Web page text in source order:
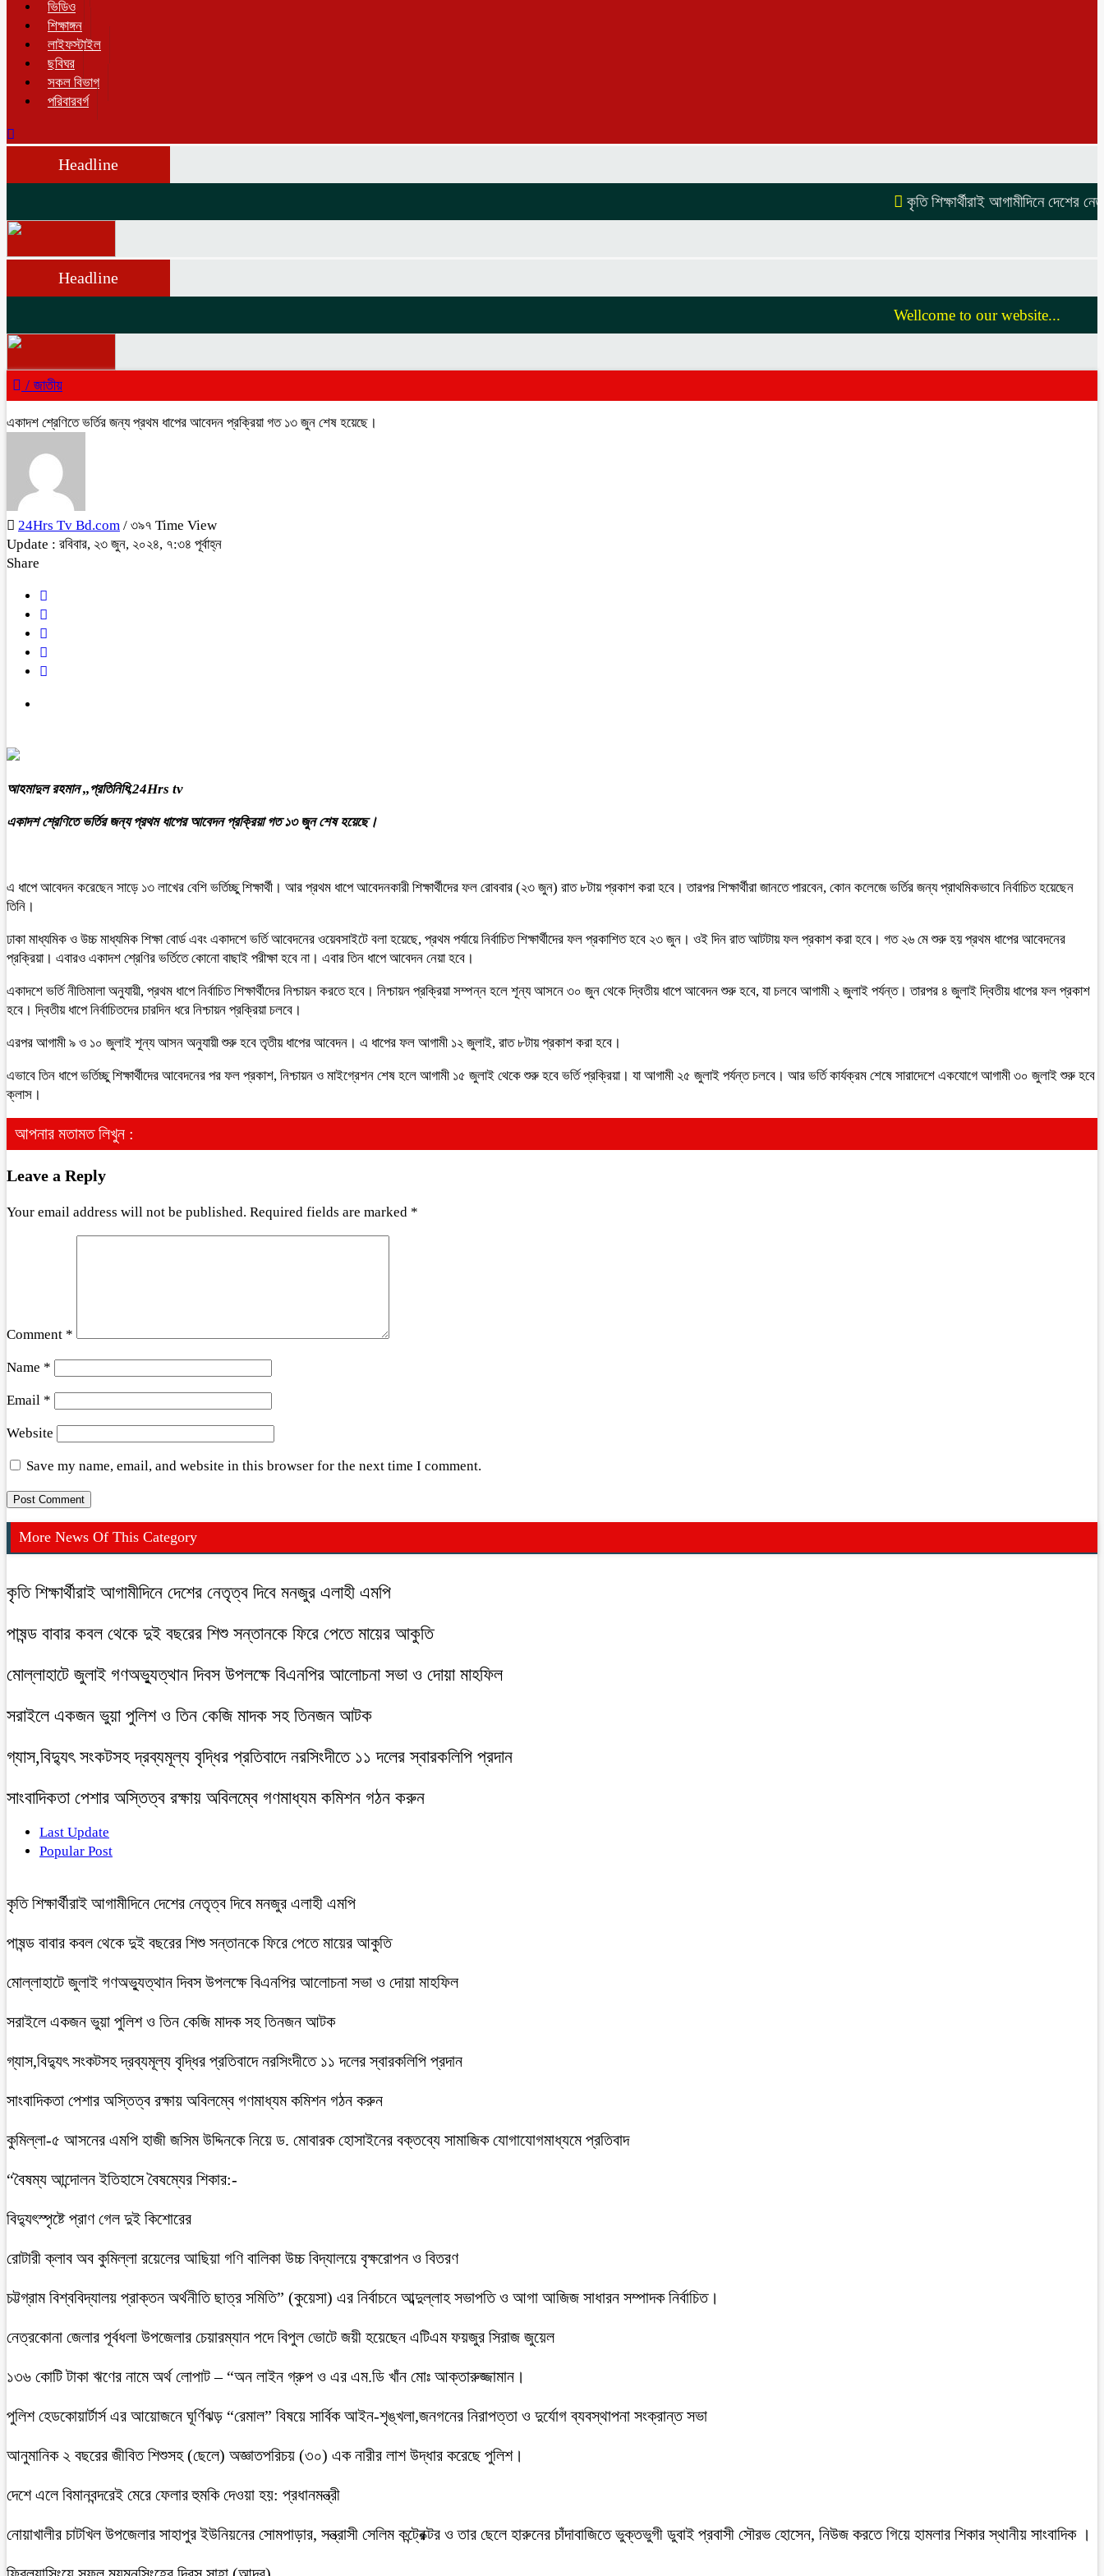
ভিডিও
শিক্ষাঙ্গন
লাইফস্টাইল
ছবিঘর
সকল বিভাগ
পরিবারবর্গ
Headline
কৃতি শিক্ষার্থীরাই আগামীদিনে দেশের নেতৃত্ব
Headline
Wellcome to our website...
/ জাতীয়
একাদশ শ্রেণিতে ভর্তির জন্য প্রথম ধাপের আবেদন প্রক্রিয়া গত ১৩ জুন শেষ হয়েছে।
24Hrs Tv Bd.com / ৩৯৭ Time View
Update : রবিবার, ২৩ জুন, ২০২৪, ৭:৩৪ পূর্বাহ্ন
Share
আহমাদুল রহমান ,,প্রতিনিধি,24Hrs tv
একাদশ শ্রেণিতে ভর্তির জন্য প্রথম ধাপের আবেদন প্রক্রিয়া গত ১৩ জুন শেষ হয়েছে।
এ ধাপে আবেদন করেছেন সাড়ে ১৩ লাখের বেশি ভর্তিচ্ছু শিক্ষার্থী। আর প্রথম ধাপে আবেদনকারী শিক্ষার্থীদের ফল রোববার (২৩ জুন) রাত ৮টায় প্রকাশ করা হবে। তারপর শিক্ষার্থীরা জানতে পারবেন, কোন কলেজে ভর্তির জন্য প্রাথমিকভাবে নির্বাচিত হয়েছেন
তিনি।
ঢাকা মাধ্যমিক ও উচ্চ মাধ্যমিক শিক্ষা বোর্ড এবং একাদশে ভর্তি আবেদনের ওয়েবসাইটে বলা হয়েছে, প্রথম পর্যায়ে নির্বাচিত শিক্ষার্থীদের ফল প্রকাশিত হবে ২৩ জুন। ওই দিন রাত আটটায় ফল প্রকাশ করা হবে। গত ২৬ মে শুরু হয় প্রথম ধাপের আবেদনের
প্রক্রিয়া। এবারও একাদশ শ্রেণির ভর্তিতে কোনো বাছাই পরীক্ষা হবে না। এবার তিন ধাপে আবেদন নেয়া হবে।
একাদশে ভর্তি নীতিমালা অনুযায়ী, প্রথম ধাপে নির্বাচিত শিক্ষার্থীদের নিশ্চায়ন করতে হবে। নিশ্চায়ন প্রক্রিয়া সম্পন্ন হলে শূন্য আসনে ৩০ জুন থেকে দ্বিতীয় ধাপে আবেদন শুরু হবে, যা চলবে আগামী ২ জুলাই পর্যন্ত। তারপর ৪ জুলাই দ্বিতীয় ধাপের ফল প্রকাশ
হবে। দ্বিতীয় ধাপে নির্বাচিতদের চারদিন ধরে নিশ্চায়ন প্রক্রিয়া চলবে।
এরপর আগামী ৯ ও ১০ জুলাই শূন্য আসন অনুযায়ী শুরু হবে তৃতীয় ধাপের আবেদন। এ ধাপের ফল আগামী ১২ জুলাই, রাত ৮টায় প্রকাশ করা হবে।
এভাবে তিন ধাপে ভর্তিচ্ছু শিক্ষার্থীদের আবেদনের পর ফল প্রকাশ, নিশ্চায়ন ও মাইগ্রেশন শেষ হলে আগামী ১৫ জুলাই থেকে শুরু হবে ভর্তি প্রক্রিয়া। যা আগামী ২৫ জুলাই পর্যন্ত চলবে। আর ভর্তি কার্যক্রম শেষে সারাদেশে একযোগে আগামী ৩০ জুলাই শুরু হবে
ক্লাস।
আপনার মতামত লিখুন :
Leave a Reply
Your email address will not be published. Required fields are marked *
Comment *
Name *
Email *
Website
Save my name, email, and website in this browser for the next time I comment.
More News Of This Category
কৃতি শিক্ষার্থীরাই আগামীদিনে দেশের নেতৃত্ব দিবে মনজুর এলাহী এমপি
পাষন্ড বাবার কবল থেকে দুই বছরের শিশু সন্তানকে ফিরে পেতে মায়ের আকুতি
মোল্লাহাটে জুলাই গণঅভ্যুত্থান দিবস উপলক্ষে বিএনপির আলোচনা সভা ও দোয়া মাহফিল
সরাইলে একজন ভুয়া পুলিশ ও তিন কেজি মাদক সহ তিনজন আটক
গ্যাস,বিদ্যুৎ সংকটসহ দ্রব্যমূল্য বৃদ্ধির প্রতিবাদে নরসিংদীতে ১১ দলের স্বারকলিপি প্রদান
সাংবাদিকতা পেশার অস্তিত্ব রক্ষায় অবিলম্বে গণমাধ্যম কমিশন গঠন করুন
Last Update
Popular Post
কৃতি শিক্ষার্থীরাই আগামীদিনে দেশের নেতৃত্ব দিবে মনজুর এলাহী এমপি
পাষন্ড বাবার কবল থেকে দুই বছরের শিশু সন্তানকে ফিরে পেতে মায়ের আকুতি
মোল্লাহাটে জুলাই গণঅভ্যুত্থান দিবস উপলক্ষে বিএনপির আলোচনা সভা ও দোয়া মাহফিল
সরাইলে একজন ভুয়া পুলিশ ও তিন কেজি মাদক সহ তিনজন আটক
গ্যাস,বিদ্যুৎ সংকটসহ দ্রব্যমূল্য বৃদ্ধির প্রতিবাদে নরসিংদীতে ১১ দলের স্বারকলিপি প্রদান
সাংবাদিকতা পেশার অস্তিত্ব রক্ষায় অবিলম্বে গণমাধ্যম কমিশন গঠন করুন
কুমিল্লা-৫ আসনের এমপি হাজী জসিম উদ্দিনকে নিয়ে ড. মোবারক হোসাইনের বক্তব্যে সামাজিক যোগাযোগমাধ্যমে প্রতিবাদ
“বৈষম্য আন্দোলন ইতিহাসে বৈষম্যের শিকার:-
বিদ্যুৎস্পৃষ্টে প্রাণ গেল দুই কিশোরের
রোটারী ক্লাব অব কুমিল্লা রয়েলের আছিয়া গণি বালিকা উচ্চ বিদ্যালয়ে বৃক্ষরোপন ও বিতরণ
চট্টগ্রাম বিশ্ববিদ্যালয় প্রাক্তন অর্থনীতি ছাত্র সমিতি” (কুয়েসা) এর নির্বাচনে আব্দুল্লাহ সভাপতি ও আগা আজিজ সাধারন সম্পাদক নির্বাচিত।
নেত্রকোনা জেলার পূর্বধলা উপজেলার চেয়ারম্যান পদে বিপুল ভোটে জয়ী হয়েছেন এটিএম ফয়জুর সিরাজ জুয়েল
১৩৬ কোটি টাকা ঋণের নামে অর্থ লোপাট – “অন লাইন গ্রুপ ও এর এম.ডি খাঁন মোঃ আক্তারুজ্জামান।
পুলিশ হেডকোয়ার্টার্স এর আয়োজনে ঘূর্ণিঝড় “রেমাল” বিষয়ে সার্বিক আইন-শৃঙ্খলা,জনগনের নিরাপত্তা ও দুর্যোগ ব্যবস্থাপনা সংক্রান্ত সভা
আনুমানিক ২ বছরের জীবিত শিশুসহ (ছেলে) অজ্ঞাতপরিচয় (৩০) এক নারীর লাশ উদ্ধার করেছে পুলিশ।
দেশে এলে বিমানবন্দরেই মেরে ফেলার হুমকি দেওয়া হয়: প্রধানমন্ত্রী
নোয়াখালীর চাটখিল উপজেলার সাহাপুর ইউনিয়নের সোমপাড়ার, সন্ত্রাসী সেলিম কন্ট্রেক্টর ও তার ছেলে হারুনের চাঁদাবাজিতে ভুক্তভুগী ডুবাই প্রবাসী সৌরভ হোসেন, নিউজ করতে গিয়ে হামলার শিকার স্থানীয় সাংবাদিক ।